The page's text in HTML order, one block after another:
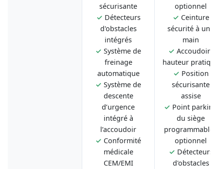
sécurisante
✓ Détecteurs
d'obstacles
intégrés
✓ Système de
freinage
automatique
✓ Système de
descente
d’urgence
intégré à
l’accoudoir
✓ Conformité
médicale
CEM/EMI
optionnel
✓ Ceinture
sécurité à une
main
✓ Accoudoirs
hauteur
✓ Position
sécurisante
assise
✓ Point parking
du siège
programmable -
optionnel
✓ Détecteurs
d'obstacles